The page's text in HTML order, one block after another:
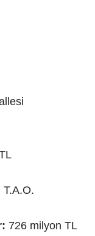
T.A.O.
726 milyon TL